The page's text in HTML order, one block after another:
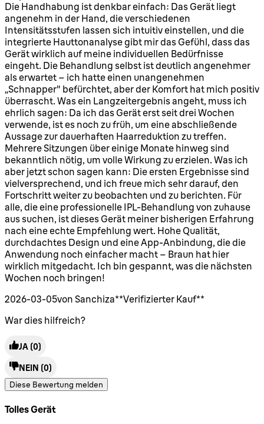
Die Handhabung ist denkbar einfach: Das Gerät liegt
angenehm in der Hand, die verschiedenen
Intensitätsstufen lassen sich intuitiv einstellen, und die
integrierte Hauttonanalyse gibt mir das Gefühl, dass das
Gerät wirklich auf meine individuellen Bedürfnisse
eingeht. Die Behandlung selbst ist deutlich angenehmer
als erwartet – ich hatte einen unangenehmen
„Schnapper" befürchtet, aber der Komfort hat mich positiv
überrascht. Was ein Langzeitergebnis angeht, muss ich
ehrlich sagen: Da ich das Gerät erst seit drei Wochen
verwende, ist es noch zu früh, um eine abschließende
Aussage zur dauerhaften Haarreduktion zu treffen.
Mehrere Sitzungen über einige Monate hinweg sind
bekanntlich nötig, um volle Wirkung zu erzielen. Was ich
aber jetzt schon sagen kann: Die ersten Ergebnisse sind
vielversprechend, und ich freue mich sehr darauf, den
Fortschritt weiter zu beobachten und zu berichten. Für
alle, die eine professionelle IPL-Behandlung von zuhause
aus suchen, ist dieses Gerät meiner bisherigen Erfahrung
nach eine echte Empfehlung wert. Hohe Qualität,
durchdachtes Design und eine App-Anbindung, die die
Anwendung noch einfacher macht – Braun hat hier
wirklich mitgedacht. Ich bin gespannt, was die nächsten
Wochen noch bringen!
2026-03-05von Sanchiza**Verifizierter Kauf**
War dies hilfreich?
JA (0)
NEIN (0)
Diese Bewertung melden
Tolles Gerät